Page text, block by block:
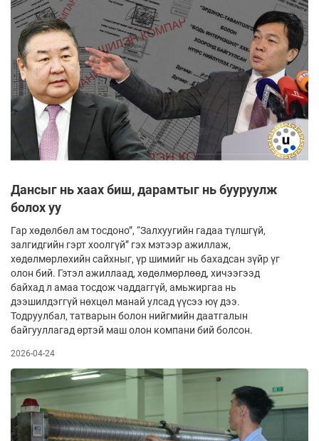
Дансыг нь хаах биш, дарамтыг нь бууруулж
болох уу
Гар хөдөлбөл ам тосдоно”, “Залхуугийн гадаа түлшгүй,
залгидгийн гэрт хоолгүй” гэх мэтээр ажиллаж,
хөдөлмөрлөхийн сайхныг, үр шимийг нь бахадсан зүйр үг
олон бий. Гэтэл ажиллаад, хөдөлмөрлөөд, хичээгээд
байхад л амаа тосдож чаддаггүй, амьжиргаа нь
дээшилдэггүй нөхцөл манай улсад үүсээ юү дээ.
Тодруулбал, татварын болон нийгмийн даатгалын
байгууллагад өртэй маш олон компани бий болсон.
2026-04-24